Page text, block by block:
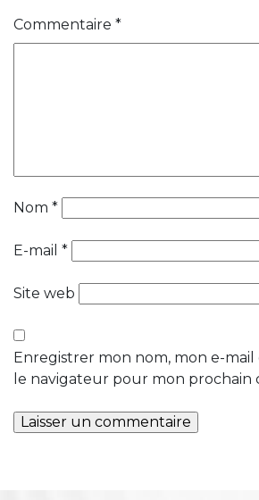
Commentaire *
Nom *
E-mail *
Site web
Enregistrer mon nom, mon e-mail
le navigateur pour mon prochain